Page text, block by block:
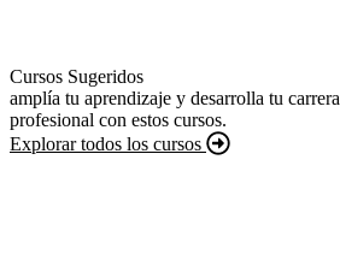
Cursos Sugeridos
amplía tu aprendizaje y desarrolla tu carrera
profesional con estos cursos.
Explorar todos los cursos